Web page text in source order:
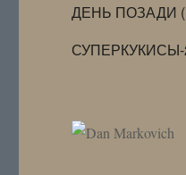
ДЕНЬ ПОЗАДИ
СУПЕРКУКИСЫ-